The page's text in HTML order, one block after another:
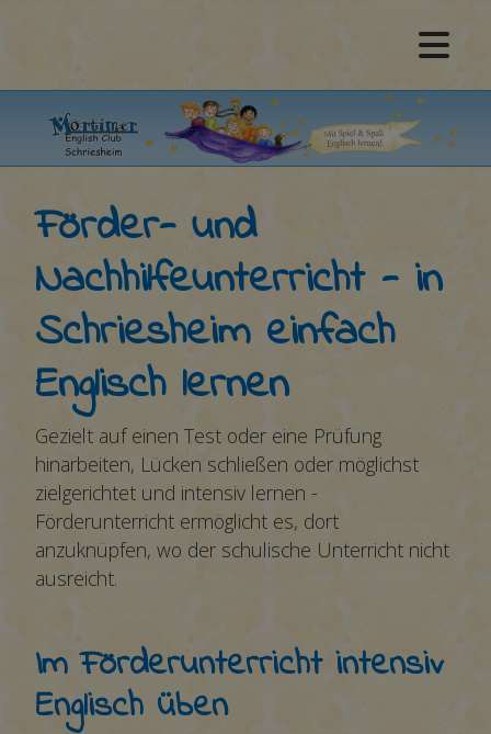
Förder- und
Nachhilfeunterricht - in
Schriesheim einfach
Englisch lernen
Gezielt auf einen Test oder eine Prüfung
hinarbeiten, Lücken schließen oder möglichst
zielgerichtet und intensiv lernen -
Förderunterricht ermöglicht es, dort
anzuknüpfen, wo der schulische Unterricht nicht
ausreicht.
Im Förderunterricht intensiv
Englisch üben